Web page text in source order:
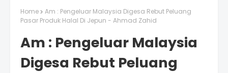
Home
Am : Pengeluar Malaysia Digesa Rebut Peluang
Pasar Produk Halal Di Jepun - Ahmad Zahid
Am : Pengeluar Malaysia
Digesa Rebut Peluang